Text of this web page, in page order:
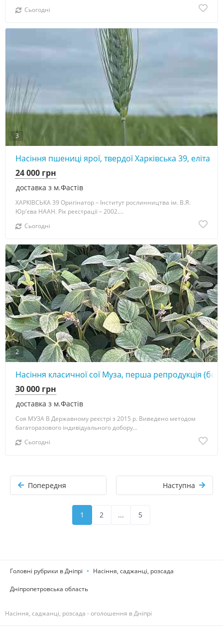
Сьогодні
3
Насіння пшениці ярої, твердої Харківська 39, еліта
доставка з м.Фастів
24 000 грн
ХАРКІВСЬКА 39 Оригінатор – Інститут рослинництва ім. В.Я.
Юр'єва НААН. Рік реєстрації – 2002....
Сьогодні
2
Насіння класичної сої Муза, перша репродукція
доставка з м.Фастів
30 000 грн
Соя МУЗА В Державному реєстрі з 2015 р. Виведено методом
багаторазового індивідуального добору...
Сьогодні
Попередня Наступна
1 2 ... 5
Головні рубрики в Дніпрі Насіння, саджанці, розсада
Дніпропетровська область
Насіння, саджанці, розсада - оголошення в Дніпрі